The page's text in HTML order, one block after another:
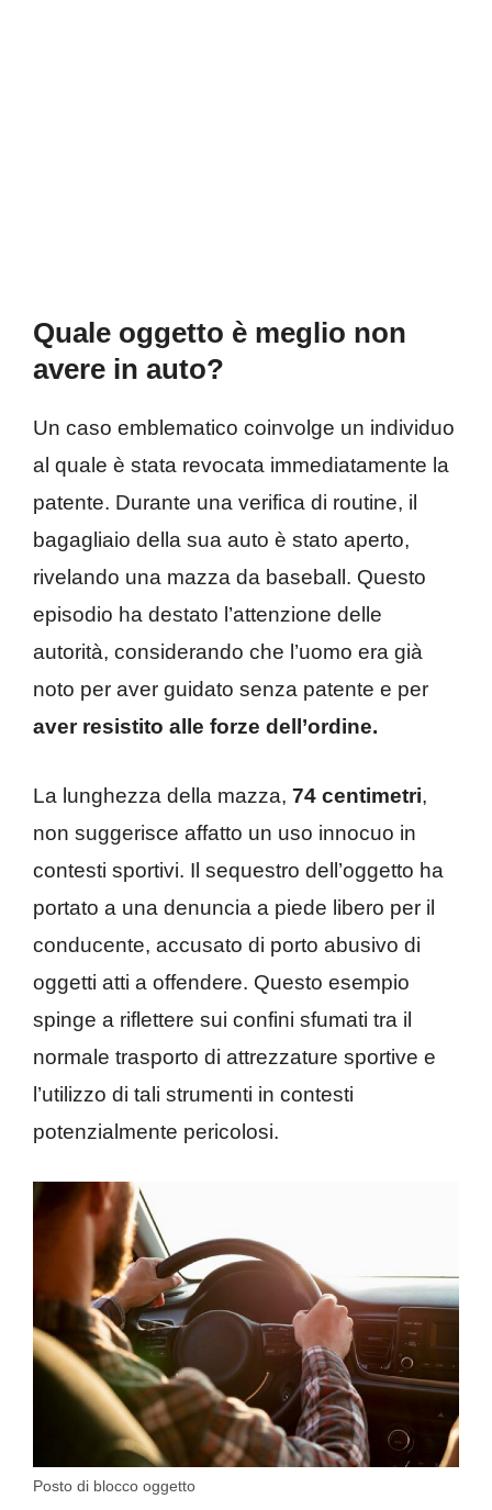
Quale oggetto è meglio non
avere in auto?
Un caso emblematico coinvolge un individuo
al quale è stata revocata immediatamente la
patente. Durante una verifica di routine, il
bagagliaio della sua auto è stato aperto,
rivelando una mazza da baseball. Questo
episodio ha destato l’attenzione delle
autorità, considerando che l’uomo era già
noto per aver guidato senza patente e per
aver resistito alle forze dell’ordine.
La lunghezza della mazza, 74 centimetri,
non suggerisce affatto un uso innocuo in
contesti sportivi. Il sequestro dell’oggetto ha
portato a una denuncia a piede libero per il
conducente, accusato di porto abusivo di
oggetti atti a offendere. Questo esempio
spinge a riflettere sui confini sfumati tra il
normale trasporto di attrezzature sportive e
l’utilizzo di tali strumenti in contesti
potenzialmente pericolosi.
Posto di blocco oggetto